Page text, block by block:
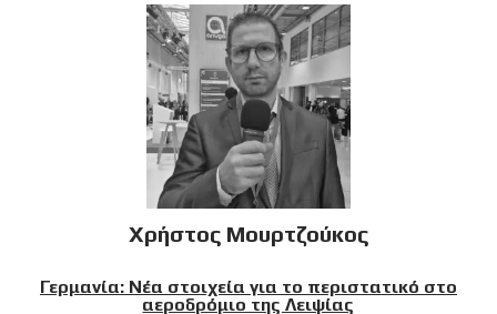
Χρήστος Μουρτζούκος
Γερμανία: Νέα στοιχεία για το περιστατικό στο
αεροδρόμιο της Λειψίας